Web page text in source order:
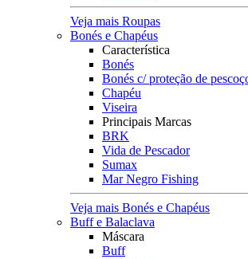
Veja mais Roupas
Bonés e Chapéus
Característica
Bonés
Bonés c/ proteção de
Chapéu
Viseira
Principais Marcas
BRK
Vida de Pescador
Sumax
Mar Negro Fishing
Veja mais Bonés e Chapéus
Buff e Balaclava
Máscara
Buff